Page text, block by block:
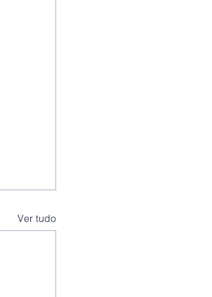
Ver tudo